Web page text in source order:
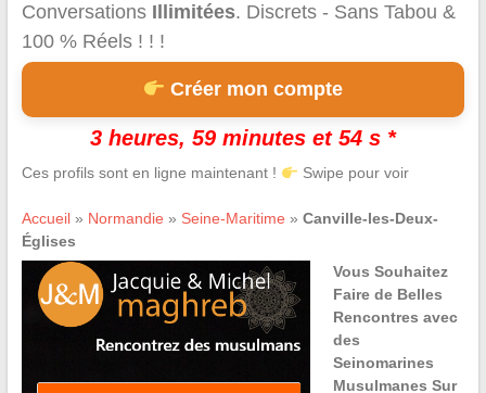
Conversations Illimitées. Discrets - Sans Tabou &
100 % Réels ! ! !
Créer mon compte
3 heures, 59 minutes et 54 s *
Ces profils sont en ligne maintenant ! Swipe pour voir
Accueil» Normandie » Seine-Maritime » Canville-les-Deux-
Églises
Vous Souhaitez
Faire de Belles
Rencontres avec
des
Seinomarines
Musulmanes Sur